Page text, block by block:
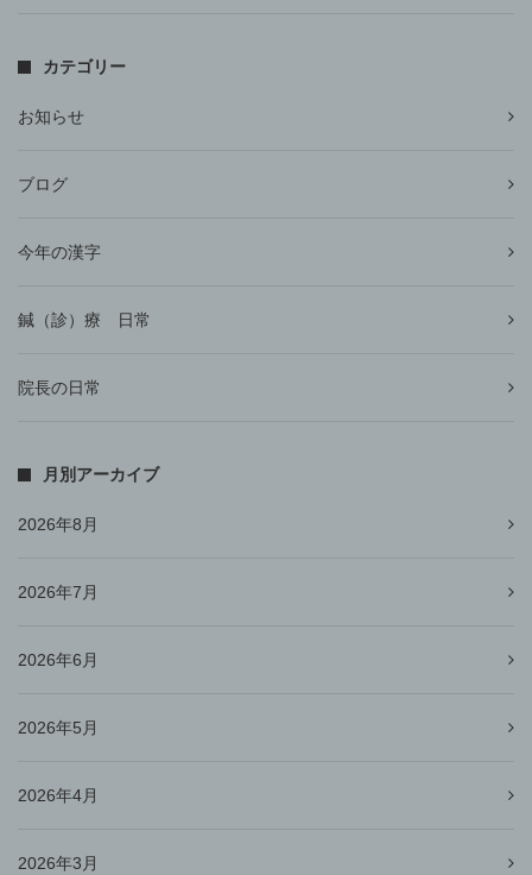
カテゴリー
お知らせ
ブログ
今年の漢字
鍼（診）療 日常
院長の日常
月別アーカイブ
2026年8月
2026年7月
2026年6月
2026年5月
2026年4月
2026年3月